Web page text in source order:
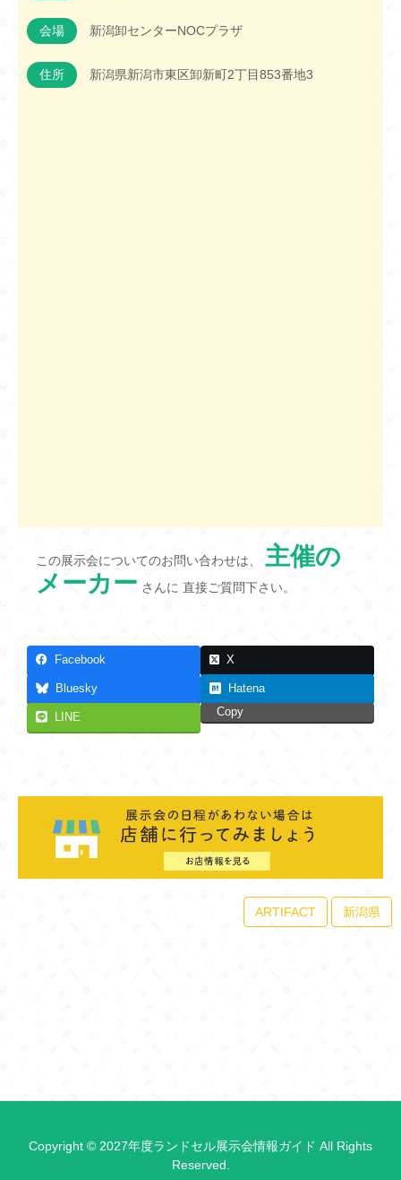
会場 新潟卸センターNOCプラザ
住所 新潟県新潟市東区卸新町2丁目853番地3
この展示会についてのお問い合わせは、 主催の
メーカー さんに 直接ご質問下さい。
Facebook X
Bluesky Hatena
LINE Copy
ARTIFACT 新潟県
Copyright © 2027年度ランドセル展示会情報ガイド All Rights
Reserved.